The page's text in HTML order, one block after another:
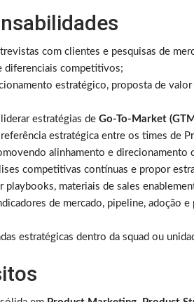
com clientes e pesquisas de
diferenciais competitivos;
estratégico, proposta de valor
estratégias de Go-To-Market
estratégica entre os times de
alinhamento e direcionamento
competitivas contínuas e propor
playbooks, materiais de sales
de mercado, pipeline, adoção
estratégicas dentro da squad ou